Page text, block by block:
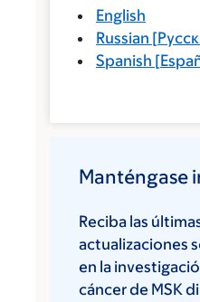
English
Russian [
Spanish [
Manténgase
Reciba las
actualizaciones
en la
cáncer de MSK